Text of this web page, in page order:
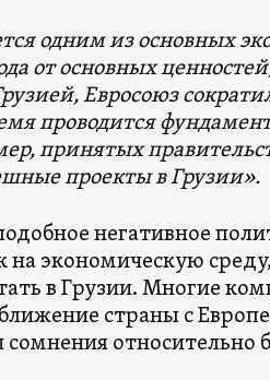
одним из основных
от основных
Евросоюз
проводится
принятых
проекты в Грузии».
негативное
на экономическую
в Грузии. Многие
страны с
относительно